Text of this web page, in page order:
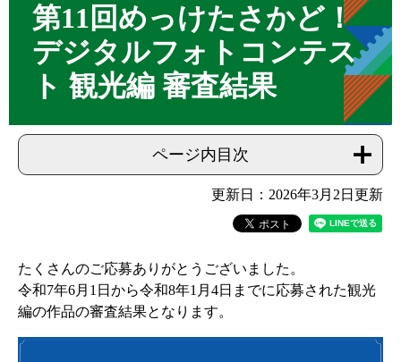
第11回めっけたさかど！
デジタルフォトコンテス
ト 観光編 審査結果
ページ内目次
更新日：2026年3月2日更新
たくさんのご応募ありがとうございました。
令和7年6月1日から令和8年1月4日までに応募された観光
編の作品の審査結果となります。